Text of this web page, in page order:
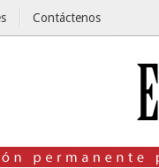
Contáctenos